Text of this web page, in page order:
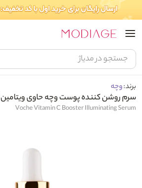
برند:وچه
سرم روشن کننده پوست وچه حاوی ویتامین C حجم 30میل
Voche Vitamin C Booster Illuminating Serum